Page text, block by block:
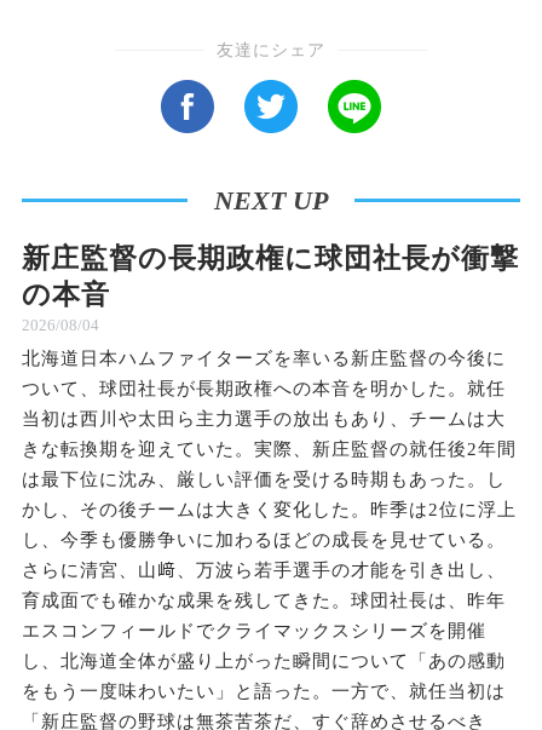
友達にシェア
NEXT UP
新庄監督の長期政権に球団社長が衝撃
の本音
2026/08/04
北海道日本ハムファイターズを率いる新庄監督の今後に
ついて、球団社長が長期政権への本音を明かした。就任
当初は西川や太田ら主力選手の放出もあり、チームは大
きな転換期を迎えていた。実際、新庄監督の就任後2年間
は最下位に沈み、厳しい評価を受ける時期もあった。し
かし、その後チームは大きく変化した。昨季は2位に浮上
し、今季も優勝争いに加わるほどの成長を見せている。
さらに清宮、山﨑、万波ら若手選手の才能を引き出し、
育成面でも確かな成果を残してきた。球団社長は、昨年
エスコンフィールドでクライマックスシリーズを開催
し、北海道全体が盛り上がった瞬間について「あの感動
をもう一度味わいたい」と語った。一方で、就任当初は
「新庄監督の野球は無茶苦茶だ、すぐ辞めさせるべき